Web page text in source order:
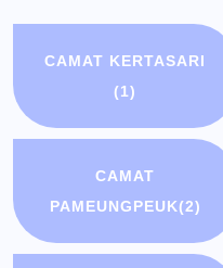
CAMAT KERTASARI
(1)
CAMAT
PAMEUNGPEUK(2)